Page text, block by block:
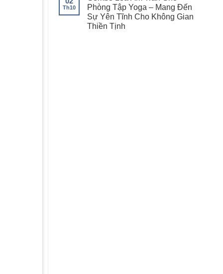
Th10
Phòng Tập Yoga – Mang Đến
Sự Yên Tĩnh Cho Không Gian
Thiền Tịnh